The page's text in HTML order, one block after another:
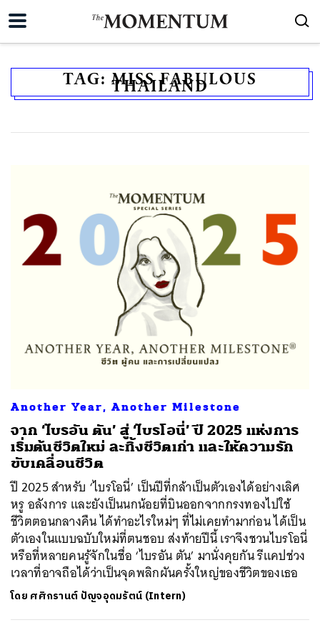
TAG: MISS FABULOUS
THAILAND
Another Year, Another Milestone
จาก ‘ไบรอัน ตัน’ สู่ ‘ไบรโอนี่’ ปี 2025 แห่งการ
เริ่มต้นชีวิตใหม่ ละทิ้งชีวิตเก่า และให้ความรัก
ขับเคลื่อนชีวิต
ปี 2025 สำหรับ ‘ไบรโอนี่’ เป็นปีที่กล้าเป็นตัวเองได้อย่างเลิศ
หรู อลังการ และยังเป็นนกน้อยที่บินออกจากกรงทองไปใช้
ชีวิตตอนกลางคืน ได้ทำอะไรใหม่ๆ ที่ไม่เคยทำมาก่อน ได้เป็น
ตัวเองในแบบฉบับใหม่ที่ตนชอบ ส่งท้ายปีนี้ เราจึงชวนไบรโอนี่
หรือที่หลายคนรู้จักในชื่อ ‘ไบรอัน ตัน’ มานั่งคุยกัน รีแคปช่วง
เวลาที่อาจถือได้ว่าเป็นจุดพลิกผันครั้งใหญ่ของชีวิตของเธอ
โดย ศศิกรานต์ ปัญจอุดมรัตน์ (Intern)
SHARE TWEET LINE EMAIL